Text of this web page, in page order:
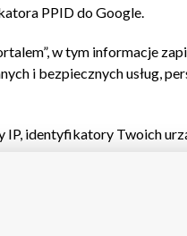
PPID do Google.
w tym informacje
i bezpiecznych usług,
IP, identyfikatory Twoich
podstawowych
treści, pomiaru
bezpieczeństwa,